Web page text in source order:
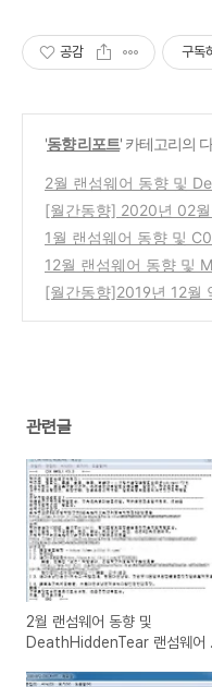
공감 구독
'동향 리포트' 카테고리의
2월 랜섬웨어 동향 및
웨어 분석보고서
(0)
[월간동향] 2020년 02
1월 랜섬웨어 동향 및
분석보고서
(0)
12월 랜섬웨어 동향 및
분석보고서
(0)
[월간동향]2019년 12월
관련글
2월 랜섬웨어 동향 및
DeathHiddenTear 랜섬웨어